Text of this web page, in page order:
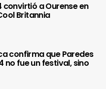
convirtió a Ourense en
Britannia
confirma que Paredes
no fue un festival, sino